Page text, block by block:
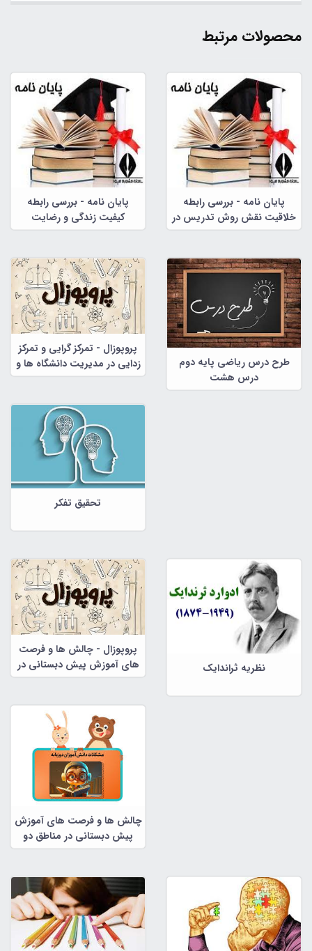
محصولات مرتبط
پایان نامه - بررسی رابطه
خلاقیت نقش روش تدریس در
پرورش خلاقیت دانش آموزان
پایان نامه - بررسی رابطه
کیفیت زندگی و رضایت
زناشویی
طرح درس ریاضی پایه دوم
درس هشت
پروپوزال - تمرکز گرایی و تمرکز
زدایی در مدیریت دانشگاه ها و
موسسات آموزش عالی کشور :
نور
تحقیق تفکر
نظریه ثراندایک
پروپوزال - چالش ها و فرصت
های آموزش پیش دبستانی در
مناطق دو زبانه
چالش ها و فرصت های آموزش
پیش دبستانی در مناطق دو
زبانه